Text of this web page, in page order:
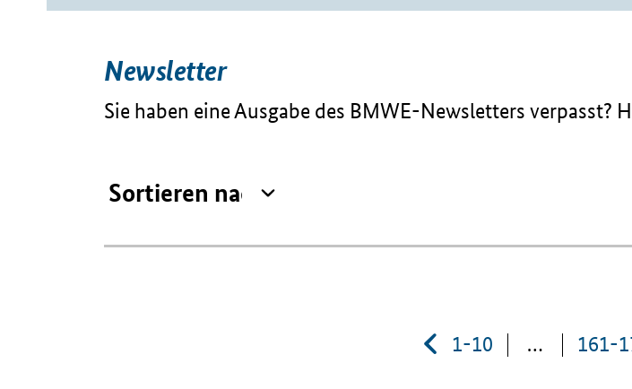
Newsletter
Sie haben eine Ausgabe des BMWE-Newsletters verpasst?
1-10 … 161-